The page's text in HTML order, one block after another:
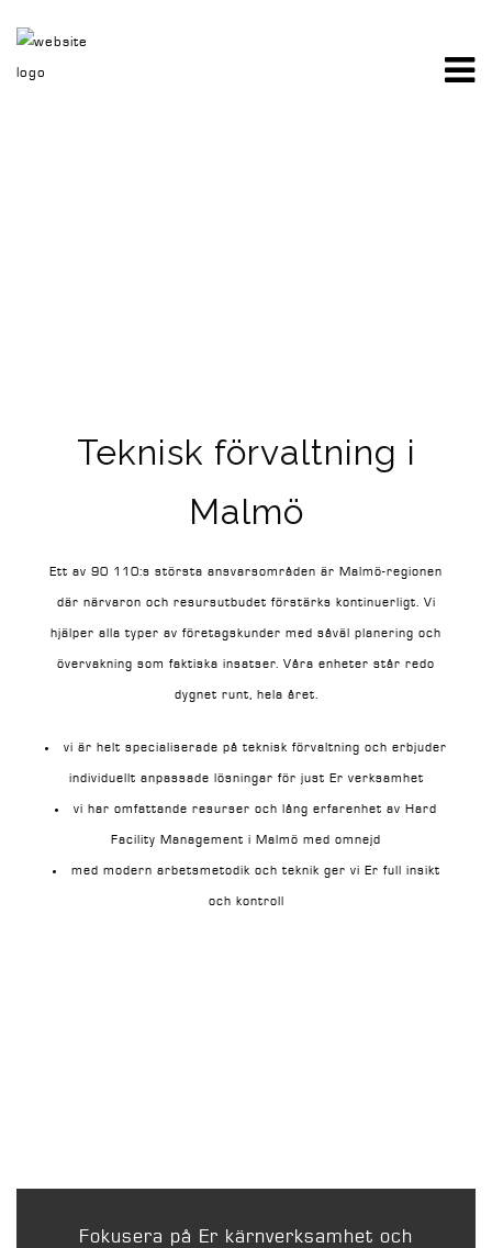
Teknisk förvaltning i
Malmö
Ett av 90 110:s största ansvarsområden är Malmö-regionen
där närvaron och resursutbudet förstärks kontinuerligt. Vi
hjälper alla typer av företagskunder med såväl planering och
övervakning som faktiska insatser. Våra enheter står redo
dygnet runt, hela året.
vi är helt specialiserade på teknisk förvaltning och erbjuder
individuellt anpassade lösningar för just Er verksamhet
vi har omfattande resurser och lång erfarenhet av Hard
Facility Management i Malmö med omnejd
med modern arbetsmetodik och teknik ger vi Er full insikt
och kontroll
Fokusera på Er kärnverksamhet och